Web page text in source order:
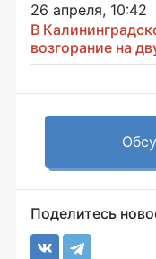
26 апреля, 10:42
В
возгорание на
Поделитесь